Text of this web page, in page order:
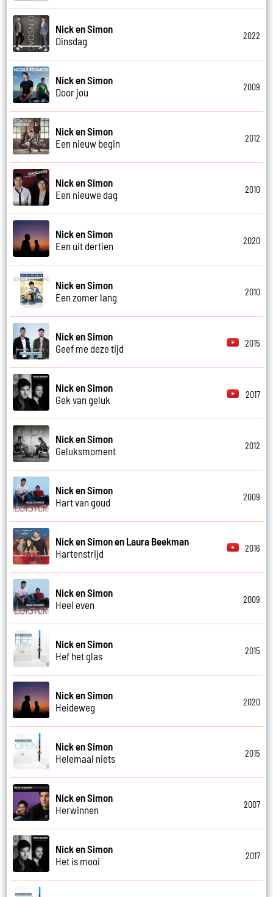
Nick en Simon
Dinsdag
2022
Nick en Simon
Door jou
2009
Nick en Simon
Een nieuw begin
2012
Nick en Simon
Een nieuwe dag
2010
Nick en Simon
Een uit dertien
2020
Nick en Simon
Een zomer lang
2010
Nick en Simon
Geef me deze tijd
2015
Nick en Simon
Gek van geluk
2017
Nick en Simon
Geluksmoment
2012
Nick en Simon
Hart van goud
2009
Nick en Simon en Laura Beekman
Hartenstrijd
2016
Nick en Simon
Heel even
2009
Nick en Simon
Hef het glas
2015
Nick en Simon
Heideweg
2020
Nick en Simon
Helemaal niets
2015
Nick en Simon
Herwinnen
2007
Nick en Simon
Het is mooi
2017